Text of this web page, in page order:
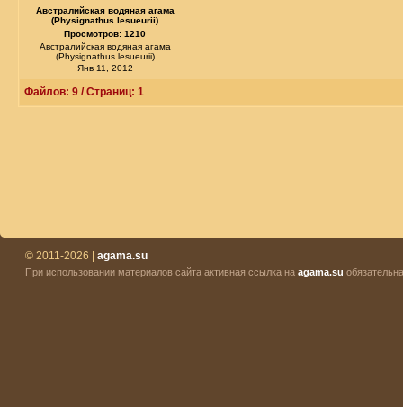
Австралийская водяная агама
(Physignathus lesueurii)
Просмотров: 1210
Австралийская водяная агама
(Physignathus lesueurii)
Янв 11, 2012
Файлов: 9 / Страниц: 1
© 2011-2026 | agama.su
При использовании материалов сайта активная ссылка на agama.su